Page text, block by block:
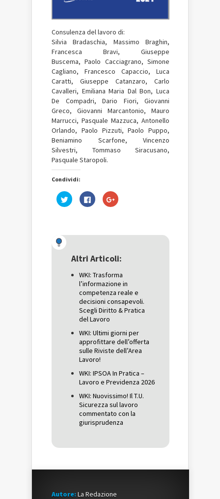
Consulenza del lavoro di:
Silvia Bradaschia, Massimo Braghin,
Francesca Bravi, Giuseppe
Buscema, Paolo Cacciagrano, Simone
Cagliano, Francesco Capaccio, Luca
Caratti, Giuseppe Catanzaro, Carlo
Cavalleri, Emiliana Maria Dal Bon, Luca
De Compadri, Dario Fiori, Giovanni
Greco, Giovanni Marcantonio, Mauro
Marrucci, Pasquale Mazzuca, Antonello
Orlando, Paolo Pizzuti, Paolo Puppo,
Beniamino Scarfone, Vincenzo
Silvestri, Tommaso Siracusano,
Pasquale Staropoli.
Condividi:
Fai
clic
una
nuova
Fai
clic
nuova
finestra)
Fai
clic
una
nuova
Altri Articoli:
WKI: Trasforma
l’informazione in
competenza reale e
decisioni consapevoli.
Scegli Diritto & Pratica
del Lavoro
WKI: Ultimi giorni per
approfittare dell’offerta
sulle Riviste dell’Area
Lavoro!
WKI: IPSOA In Pratica –
Lavoro e Previdenza 2026
WKI: Nuovissimo! Il T.U.
Sicurezza sul lavoro
commentato con la
giurisprudenza
Autore:La Redazione